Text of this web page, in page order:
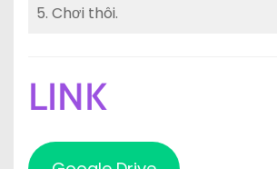
5. Chơi thôi.
LINK